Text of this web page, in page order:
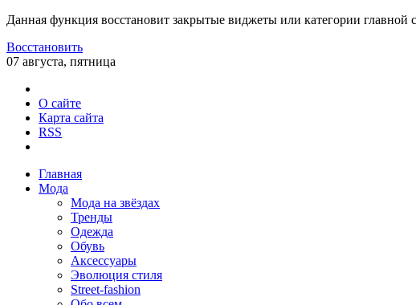
Данная функция восстановит закрытые виджеты или категории главной
Восстановить
07 августа, пятница
О сайте
Карта сайта
RSS
Главная
Мода
Мода на звёздах
Тренды
Одежда
Обувь
Аксессуары
Эволюция стиля
Street-fashion